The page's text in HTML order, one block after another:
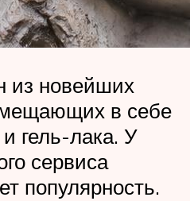
из новейших
в себе
гель-лака. У
сервиса
популярность.